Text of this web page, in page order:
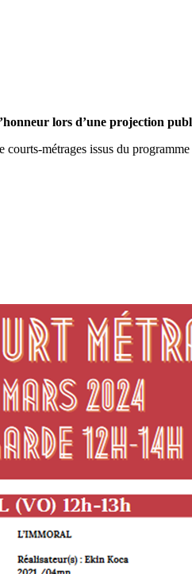
lors d’une projection
métrages issus du